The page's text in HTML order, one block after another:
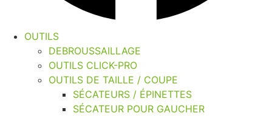
OUTILS
DEBROUSSAILLAGE
OUTILS CLICK-PRO
OUTILS DE TAILLE / COUPE
SÉCATEURS / ÉPINETTES
SÉCATEUR POUR GAUCHER